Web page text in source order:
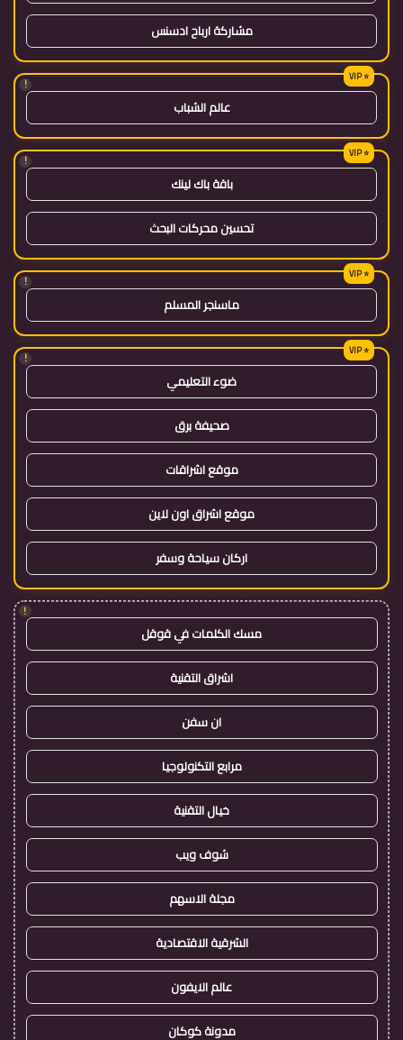
مشاركة ارباح ادسنس
!
عالم الشباب
!
باقة باك لينك
تحسين محركات البحث
!
ماسنجر المسلم
!
ضوء التعليمي
صحيفة برق
موقع اشراقات
موقع اشراق اون لاين
اركان سياحة وسفر
!
مسك الكلمات في قوقل
اشراق التقنية
ان سفن
مرابع التكنولوجيا
خيال التقنية
شوف ويب
مجلة الاسهم
الشرقية الاقتصادية
عالم الايفون
مدونة كوكان